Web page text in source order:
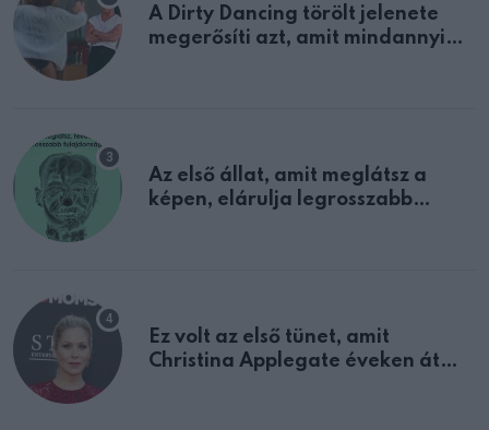
A Dirty Dancing törölt jelenete
megerősíti azt, amit mindannyian
Az első állat, amit meglátsz a
képen, elárulja legrosszabb
Ez volt az első tünet, amit
Christina Applegate éveken át